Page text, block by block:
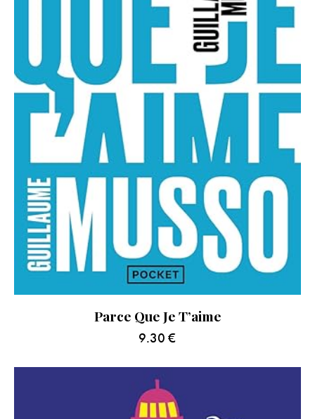
Parce Que Je T’aime
9.30 €